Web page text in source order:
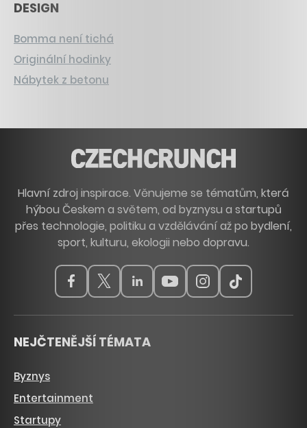
DESIGN
Bomma není tichá
Originální hodinky
Nábytek z betonu
Hlavní zdroj inspirace. Věnujeme se tématům, která
hýbou Českem a světem, od byznysu a startupů
přes technologie, politiku a vzdělávání až po bydlení,
sport, kulturu, ekologii nebo dopravu.
NEJČTENĚJŠÍ TÉMATA
Byznys
Entertainment
Startupy